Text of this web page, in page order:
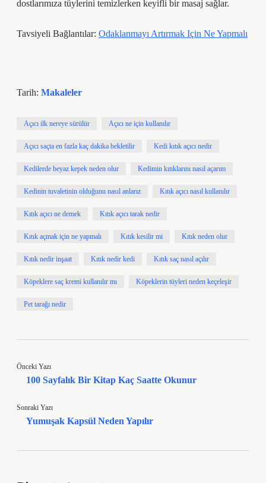
dostlarımıza tüylerini temizlerken keyifli bir masaj sağlar.
Tavsiyeli Bağlantılar: Odaklanmayı Artırmak Için Ne Yapmalı
Tarih: Makaleler
Açıcı ilk nereye sürülür Açıcı ne için kullanılır
Açıcı saçta en fazla kaç dakika bekletilir Kedi kıtık açıcı nedir
Kedilerde beyaz kepek neden olur Kedimin kıtıklarını nasıl açarım
Kedinin tuvaletinin olduğunu nasıl anlarız Kıtık açıcı nasıl kullanılır
Kıtık açıcı ne demek Kıtık açıcı tarak nedir
Kıtık açmak için ne yapmalı Kıtık kesilir mi Kıtık neden olur
Kıtık nedir inşaat Kıtık nedir kedi Kıtık saç nasıl açılır
Köpeklere saç kremi kullanılır mı Köpeklerin tüyleri neden keçeleşir
Pet tarağı nedir
Önceki Yazı
100 Sayfalık Bir Kitap Kaç Saatte Okunur
Sonraki Yazı
Yumuşak Kapsül Neden Yapılır